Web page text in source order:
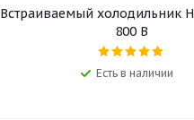
Встраиваемый холодильник
800 B
Есть в наличии